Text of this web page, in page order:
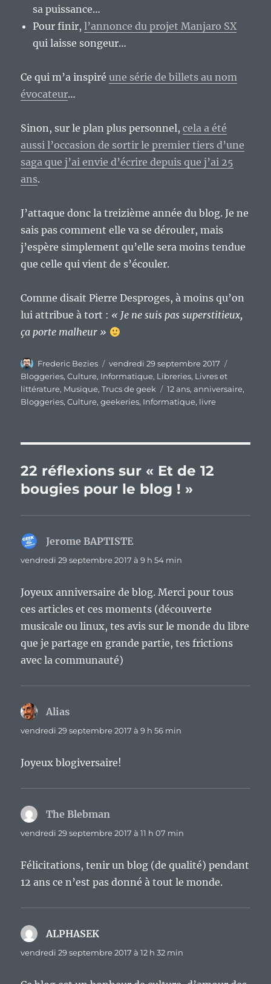
sa puissance…
Pour finir,l’annonce du projet Manjaro SX
qui laisse songeur…
Ce qui m’a inspiréune série de billets au nom
évocateur…
Sinon, sur le plan plus personnel,cela a été
aussi l’occasion de sortir le premier tiers d’une
saga que j’ai envie d’écrire depuis que j’ai 25
ans.
J’attaque donc la treizième année du blog. Je ne
sais pas comment elle va se dérouler, mais
j’espère simplement qu’elle sera moins tendue
que celle qui vient de s’écouler.
Comme disait Pierre Desproges, à moins qu’on
lui attribue à tort : « Je ne suis pas superstitieux,
ça porte malheur »
Auteur
Frederic Bezies
Publié
le
vendredi 29 septembre 2017
Bloggeries,Culture, Informatique, Libreries, Livres et
littérature, Musique,Trucs de geek Étiquettes
12 ans,anniversaire,
Bloggeries,Culture,geekeries, Informatique, livre
22 réflexions sur « Et de 12
bougies pour le blog ! »
Jerome BAPTISTE
vendredi 29 septembre 2017 à 9 h 54 min
Joyeux anniversaire de blog. Merci pour tous
ces articles et ces moments (découverte
musicale ou linux, tes avis sur le monde du libre
que je partage en grande partie, tes frictions
avec la communauté)
Alias
vendredi 29 septembre 2017 à 9 h 56 min
Joyeux blogiversaire!
The Blebman
vendredi 29 septembre 2017 à 11 h 07 min
Félicitations, tenir un blog (de qualité) pendant
12 ans ce n’est pas donné à tout le monde.
ALPHASEK
vendredi 29 septembre 2017 à 12 h 32 min